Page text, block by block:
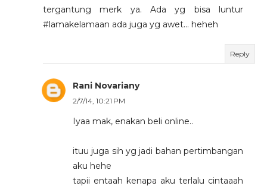
tergantung merk ya. Ada yg bisa luntur
#lamakelamaan ada juga yg awet... heheh
Reply
Rani Novariany
2/7/14, 10:21 PM
Iyaa mak, enakan beli online..
ituu juga sih yg jadi bahan pertimbangan
aku hehe
tapii entaah kenapa aku terlalu cintaaah